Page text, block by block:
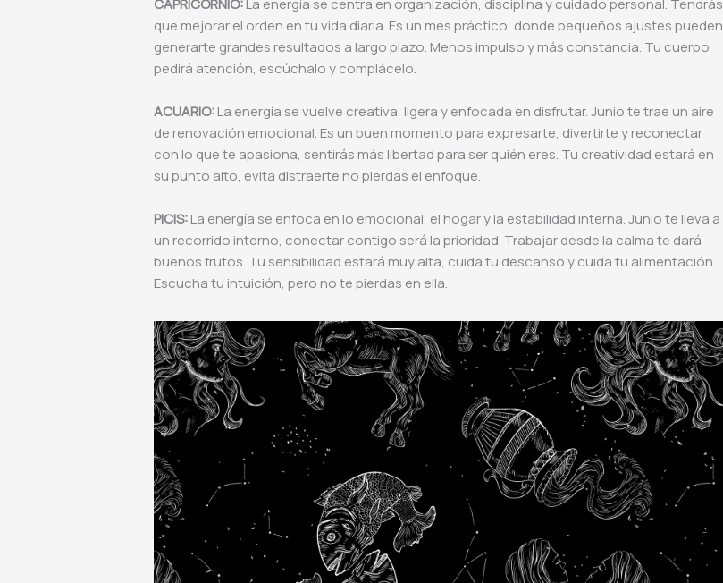
CAPRICORNIO:La energía se centra en organización, disciplina y cuidado personal. Tendrás
que mejorar el orden en tu vida diaria. Es un mes práctico, donde pequeños ajustes pueden
generarte grandes resultados a largo plazo. Menos impulso y más constancia. Tu cuerpo
pedirá atención, escúchalo y complácelo.
ACUARIO:La energía se vuelve creativa, ligera y enfocada en disfrutar. Junio te trae un aire
de renovación emocional. Es un buen momento para expresarte, divertirte y reconectar
con lo que te apasiona, sentirás más libertad para ser quién eres. Tu creatividad estará en
su punto alto, evita distraerte no pierdas el enfoque.
PICIS:La energía se enfoca en lo emocional, el hogar y la estabilidad interna. Junio te lleva a
un recorrido interno, conectar contigo será la prioridad. Trabajar desde la calma te dará
buenos frutos. Tu sensibilidad estará muy alta, cuida tu descanso y cuida tu alimentación.
Escucha tu intuición, pero no te pierdas en ella.